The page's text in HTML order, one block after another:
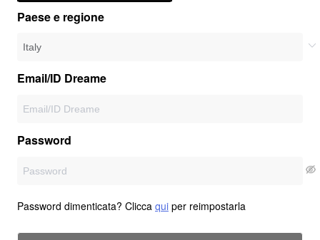
Paese e regione
Email/ID Dreame
Password
Password dimenticata? Clicca qui per reimpostarla